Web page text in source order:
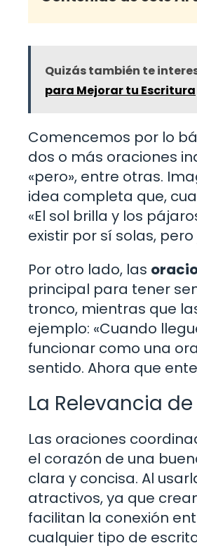
Quizás también te
para Mejorar tu Escritura
Comencemos por lo
dos o más oraciones
«pero», entre otras.
idea completa que,
«El sol brilla y los
existir por sí solas,
Por otro lado, las
principal para tener
tronco, mientras que
ejemplo: «Cuando
funcionar como una
sentido. Ahora que
La Relevancia
Las oraciones
el corazón de una
clara y concisa. Al
atractivos, ya que
facilitan la conexión
cualquier tipo de